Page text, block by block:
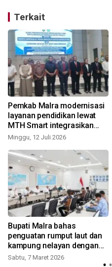
Terkait
Pemkab Malra modernisasi
layanan pendidikan lewat
MTH Smart integrasikan
layanan guru
Minggu, 12 Juli 2026
Bupati Malra bahas
penguatan rumput laut dan
kampung nelayan dengan
Wamen KKP RI
Sabtu, 7 Maret 2026